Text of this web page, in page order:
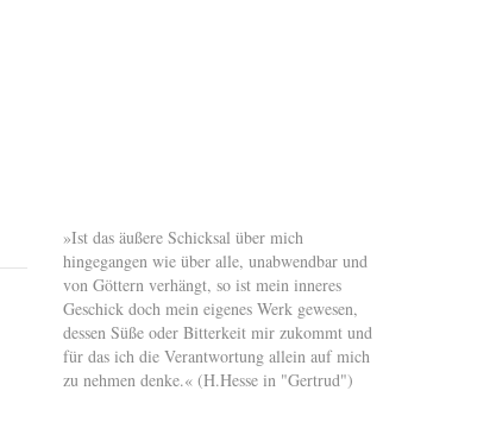
»Ist das äußere Schicksal über mich
hingegangen wie über alle, unabwendbar und
von Göttern verhängt, so ist mein inneres
Geschick doch mein eigenes Werk gewesen,
dessen Süße oder Bitterkeit mir zukommt und
für das ich die Verantwortung allein auf mich
zu nehmen denke.« (H.Hesse in "Gertrud")